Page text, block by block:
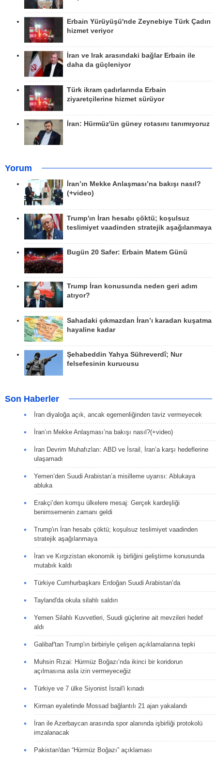
Erbain Yürüyüşü'nde Zeynebiye Türk Çadırı
hizmet veriyor
İran ve Irak arasındaki bağlar Erbain ile
daha da güçleniyor
Türk ikram çadırlarında Erbain
ziyaretçilerine hizmet sürüyor
İran: Hürmüz'ün güney rotasını tanımıyoruz
Yorum
İran’ın Mekke Anlaşması’na bakışı nasıl?
(+video)
Trump'ın İran hesabı çöktü; koşulsuz
teslimiyet vaadinden stratejik aşağılanmaya
Bugün 20 Safer: Erbain Matem Günü
Trump İran konusunda neden geri adım
atıyor?
Sahadaki çıkmazdan İran’ı karadan kuşatma
hayaline kadar
Şehabeddin Yahya Sühreverdî; Nur
felsefesinin kurucusu
Son Haberler
İran diyaloğa açık, ancak egemenliğinden taviz vermeyecek
İran’ın Mekke Anlaşması’na bakışı nasıl?(+video)
İran Devrim Muhafızları: ABD ve İsrail, İran’a karşı hedeflerine
ulaşamadı
Yemen’den Suudi Arabistan’a misilleme uyarısı: Ablukaya
abluka
Erakçi’den komşu ülkelere mesaj: Gerçek kardeşliği
benimsemenin zamanı geldi
Trump'ın İran hesabı çöktü; koşulsuz teslimiyet vaadinden
stratejik aşağılanmaya
İran ve Kırgızistan ekonomik iş birliğini geliştirme konusunda
mutabık kaldı
Türkiye Cumhurbaşkanı Erdoğan Suudi Arabistan’da
Tayland'da okula silahlı saldırı
Yemen Silahlı Kuvvetleri, Suudi güçlerine ait mevzileri hedef
aldı
Galibaf'tan Trump'ın birbiriyle çelişen açıklamalarına tepki
Muhsin Rızai: Hürmüz Boğazı’nda ikinci bir koridorun
açılmasına asla izin vermeyeceğiz
Türkiye ve 7 ülke Siyonist İsrail'i kınadı
Kirman eyaletinde Mossad bağlantılı 21 ajan yakalandı
İran ile Azerbaycan arasında spor alanında işbirliği protokolü
imzalanacak
Pakistan'dan “Hürmüz Boğazı” açıklaması